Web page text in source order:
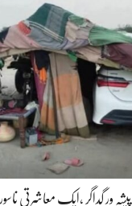
پیشہ ور گداگر ،ایک معاشرتی ناسور